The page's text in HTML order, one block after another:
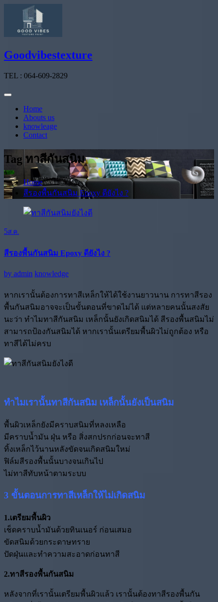
content
Goodvibestexture
TEL : 064-609-2829
Home
Abouts us
knowleage
Contact
Tag ทาสีกันสนิม
Home
สีรองพื้นกันสนิม Epoxy ดียังไง ?
5ส.ค.
สีรองพื้นกันสนิม Epoxy ดียังไง ?
by admin knowledge
หากเรานั้นต้องการทาสีเหล็กให้ได้ใช้งานยาวนาน การทาสีรอง
พื้นกันสนิมอาจจะเป็นขั้นตอนที่ขาดไม่ได้ แต่หลายคนนั้นสงสัย
นะว่า ทำไมทาสีกันสนิม เหล็กนั้นยังเกิดสนิมได้ สีรองพื้นสนิมไม่
สามารถป้องกันสนิมได้ หากเรานั้นเตรียมพื้นผิวไม่ถูกต้อง หรือ
ทาสีได้ไม่ครบ
ทำไมเรานั้นทาสีกันสนิม เหล็กนั้นยังเป็นสนิม
พื้นผิวเหล็กยังมีคราบสนิมที่หลงเหลือ
มีคราบน้ำมัน ฝุ่น หรือ สิ่งสกปรกก่อนจะทาสี
ทิ้งเหล็กไว้นานหลังขัดจนเกิดสนิมใหม่
ฟิล์มสีรองพื้นนั้นบางจนเกินไป
ไม่ทาสีทับหน้าตามระบบ
3 ขั้นตอนการทาสีเหล็กให้ไม่เกิดสนิม
1.เตรียมพื้นผิว
เช็ดคราบน้ำมันด้วยทินเนอร์ ก่อนเสมอ
ขัดสนิมด้วยกระดาษทราย
ปัดฝุ่นและทำความสะอาดก่อนทาสี
2.ทาสีรองพื้นกันสนิม
หลังจากที่เรานั้นเตรียมพื้นผิวแล้ว เรานั้นต้องทาสีรองพื้นกัน